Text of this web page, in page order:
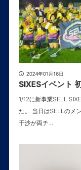
2024年01月16日
SIXESイベント
1/12に新事業SELL
た。 当日はSELLのメ
千沙が両チ…